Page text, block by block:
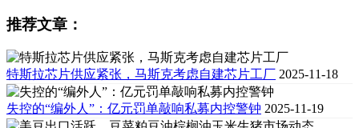
推荐文章：
特斯拉芯片供应紧张，马斯克考虑自建芯片工厂 2025-11-18
失控的“编外人”：亿元罚单敲响私募内控警钟 2025-11-19